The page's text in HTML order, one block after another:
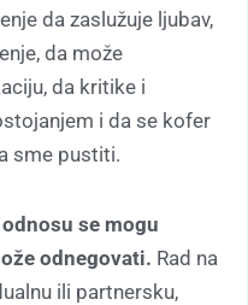
da zaslužuje ljubav,
da može
da kritike i
i da se kofer
sme pustiti.
se mogu
odnegovati. Rad na
ili partnersku,